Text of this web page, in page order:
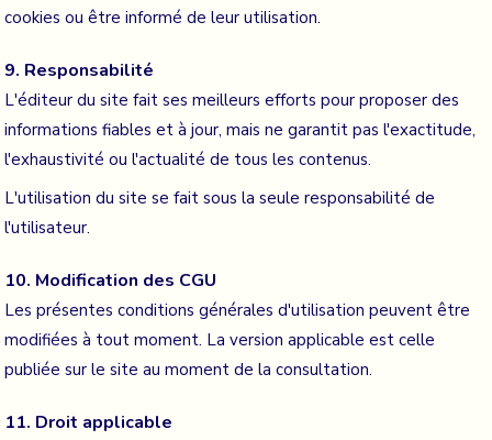
cookies ou être informé de leur utilisation.
9. Responsabilité
L'éditeur du site fait ses meilleurs efforts pour proposer des
informations fiables et à jour, mais ne garantit pas l'exactitude,
l'exhaustivité ou l'actualité de tous les contenus.
L'utilisation du site se fait sous la seule responsabilité de
l'utilisateur.
10. Modification des CGU
Les présentes conditions générales d'utilisation peuvent être
modifiées à tout moment. La version applicable est celle
publiée sur le site au moment de la consultation.
11. Droit applicable